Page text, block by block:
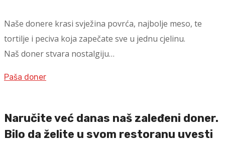
Naše donere krasi svježina povrća, najbolje meso, te
tortilje i peciva koja zapečate sve u jednu cjelinu.
Naš doner stvara nostalgiju…
Paša doner
Naručite već danas naš zaleđeni doner.
Bilo da želite u svom restoranu uvesti